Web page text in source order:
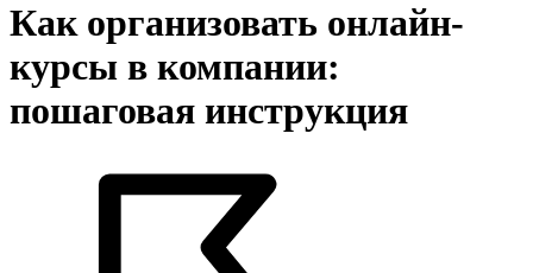
Как организовать онлайн-
курсы в компании:
пошаговая инструкция